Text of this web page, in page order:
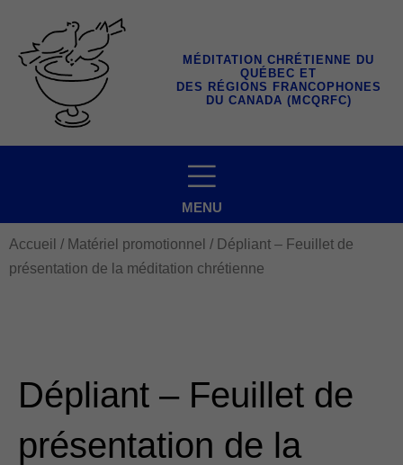
contenu
MÉDITATION CHRÉTIENNE DU
QUÉBEC ET
DES RÉGIONS FRANCOPHONES
DU CANADA (MCQRFC)
MENU
Accueil / Matériel promotionnel / Dépliant – Feuillet de
présentation de la méditation chrétienne
Dépliant – Feuillet de
présentation de la